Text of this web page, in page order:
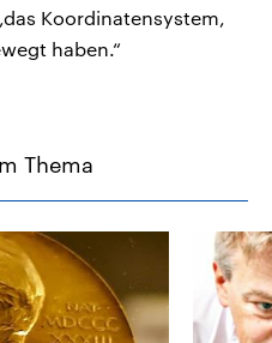
Koordinatensystem,
haben.“
Thema